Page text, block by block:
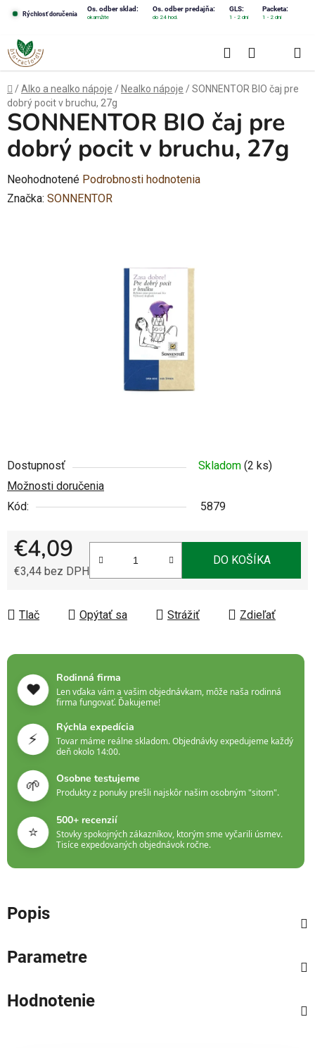
obsah
Rýchlosť doručenia
Os. odber sklad: Os. odber predajňa: GLS: Packeta:
okamžite do 24 hod. 1 - 2 dni 1 - 2 dni
Hľadať
KOŠÍK
Domov
/Alko a nealko nápoje / Nealko nápoje /SONNENTOR BIO čaj pre
dobrý pocit v bruchu, 27g
Dostupnosť Skladom (2 ks)
Možnosti doručenia
Kód:
5879
€4,09
€3,44 bez DPH
DO KOŠÍKA
Tlač Opýtať sa Strážiť Zdieľať
SONNENTOR BIO čaj pre
dobrý pocit v bruchu, 27g
Priemerné
hodnotenie
Neohodnotené Podrobnosti hodnotenia
Značka: SONNENTOR
❤️
Rodinná firma
Len vďaka vám a vašim objednávkam, môže naša rodinná
firma fungovať. Ďakujeme!
⚡
Rýchla expedícia
Tovar máme reálne skladom. Objednávky expedujeme každý
deň okolo 14:00.
🌱 Osobne testujeme
Produkty z ponuky prešli najskôr našim osobným "sitom".
⭐
500+ recenzií
Stovky spokojných zákazníkov, ktorým sme vyčarili úsmev.
Tisíce expedovaných objednávok ročne.
Popis
Parametre
Hodnotenie